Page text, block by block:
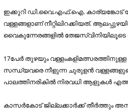
ഇക്കുറി ഡി.വൈ.എഫ്.ഐ. കാര്യങ്കോട്
വള്ളങ്ങളാണ് നീറ്റിലിറക്കിയത്.
വൈകുന്നേരങ്ങളില്‍
17പേര്‍ തുഴയും വള്ളംകളിമത്സരത്തിനുള്ള
സന്ധ്യവരെ നീളുന്ന ചുരുളന്‍
പാലത്തിനരികില്‍ നിരവധി ആളുകള്‍
കാസര്‍കോട് ജില്ലക്കാര്‍ക്ക് തീര്‍ത്തും